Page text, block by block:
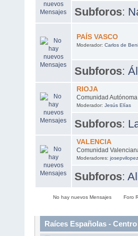
Subforos:
PAÍS VASCO
Moderador: Carlos de
Subforos:
RIOJA
Comunidad
Moderador: Jesús Elías
Subforos:
VALENCIA
Comunidad
Moderadores: josepvilopez
Subforos:
No hay nuevos Mensajes Foro
Raíces Españolas -